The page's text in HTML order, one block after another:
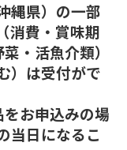
縄県）の一部
消費・賞味期
・活魚介類）
）は受付がで
お申込みの場
当日になるこ